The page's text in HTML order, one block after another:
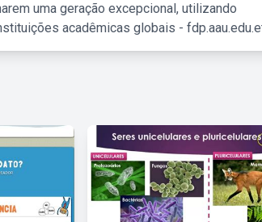
uma geração excepcional, utilizando
acadêmicas globais -